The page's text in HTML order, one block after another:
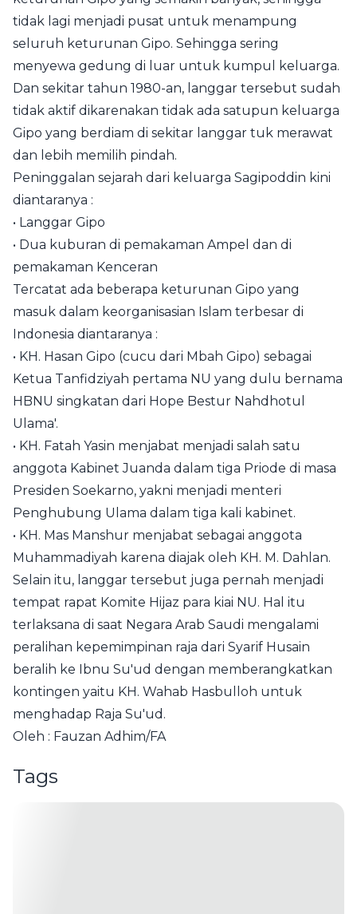
tidak lagi menjadi pusat untuk menampung
seluruh keturunan Gipo. Sehingga sering
menyewa gedung di luar untuk kumpul keluarga.
Dan sekitar tahun 1980-an, langgar tersebut sudah
tidak aktif dikarenakan tidak ada satupun keluarga
Gipo yang berdiam di sekitar langgar tuk merawat
dan lebih memilih pindah.
Peninggalan sejarah dari keluarga Sagipoddin kini
diantaranya :
• Langgar Gipo
• Dua kuburan di pemakaman Ampel dan di
pemakaman Kenceran
Tercatat ada beberapa keturunan Gipo yang
masuk dalam keorganisasian Islam terbesar di
Indonesia diantaranya :
• KH. Hasan Gipo (cucu dari Mbah Gipo) sebagai
Ketua Tanfidziyah pertama NU yang dulu bernama
HBNU singkatan dari Hope Bestur Nahdhotul
Ulama'.
• KH. Fatah Yasin menjabat menjadi salah satu
anggota Kabinet Juanda dalam tiga Priode di masa
Presiden Soekarno, yakni menjadi menteri
Penghubung Ulama dalam tiga kali kabinet.
• KH. Mas Manshur menjabat sebagai anggota
Muhammadiyah karena diajak oleh KH. M. Dahlan.
Selain itu, langgar tersebut juga pernah menjadi
tempat rapat Komite Hijaz para kiai NU. Hal itu
terlaksana di saat Negara Arab Saudi mengalami
peralihan kepemimpinan raja dari Syarif Husain
beralih ke Ibnu Su'ud dengan memberangkatkan
kontingen yaitu KH. Wahab Hasbulloh untuk
menghadap Raja Su'ud.
Oleh : Fauzan Adhim/FA
Tags